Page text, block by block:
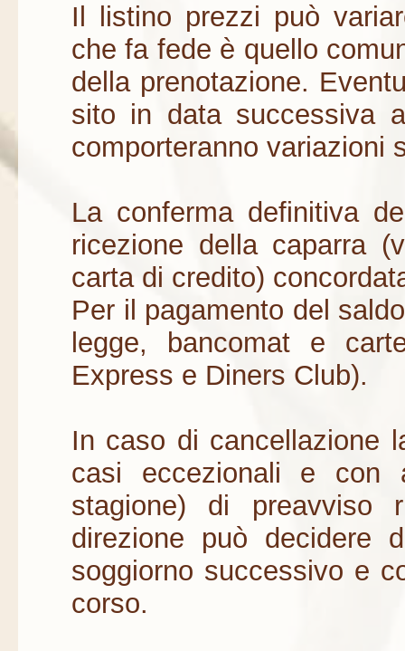
Il listino prezzi può
che fa fede è quello
della prenotazione.
sito in data successiva
comporteranno variazioni
La conferma definitiva
ricezione della caparra
carta di credito)
Per il pagamento del
legge, bancomat e
Express e Diners Club).
In caso di cancellazione
casi eccezionali e
stagione) di
direzione può decidere
soggiorno successivo e
corso.